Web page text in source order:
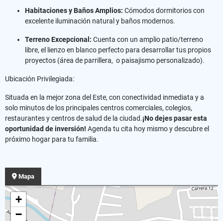
Habitaciones y Baños Amplios: Cómodos dormitorios con
excelente iluminación natural y baños modernos.
Terreno Excepcional: Cuenta con un amplio patio/terreno
libre, el lienzo en blanco perfecto para desarrollar tus propios
proyectos (área de parrillera, o paisajismo personalizado).
Ubicación Privilegiada:
Situada en la mejor zona del Este, con conectividad inmediata y a
solo minutos de los principales centros comerciales, colegios,
restaurantes y centros de salud de la ciudad.¡No dejes pasar esta
oportunidad de inversión! Agenda tu cita hoy mismo y descubre el
próximo hogar para tu familia.
Mapa
+
−